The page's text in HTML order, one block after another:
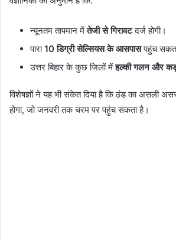
न्यूनतम तापमान मेंतेजी से गिरावटदर्ज होगी।
पारा10 डिग्री सेल्सियस के आसपासपहुंच
उत्तर बिहार के कुछ जिलों मेंहल्की गलन और
विशेषज्ञों ने यह भी संकेत दिया है कि ठंड का असली
होगा, जो जनवरी तक चरम पर पहुंच सकता है।